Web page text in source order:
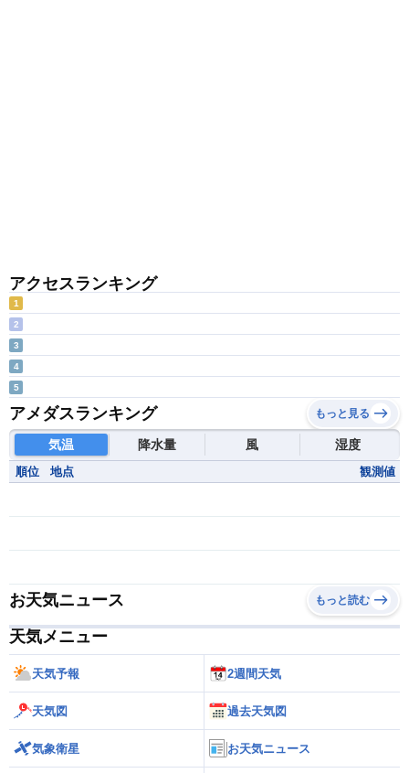
アクセスランキング
1
2
3
4
5
アメダスランキング もっと見る
気温 降水量 風 湿度
順位 地点 観測値
お天気ニュース もっと読む
天気メニュー
天気予報 2週間天気
天気図 過去天気図
気象衛星 お天気ニュース